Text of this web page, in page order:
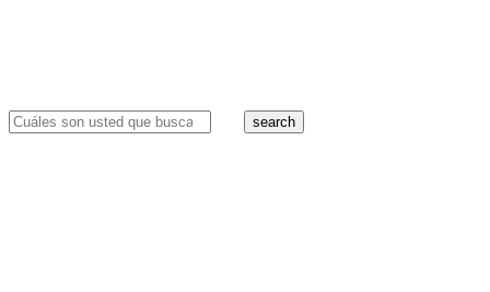
search